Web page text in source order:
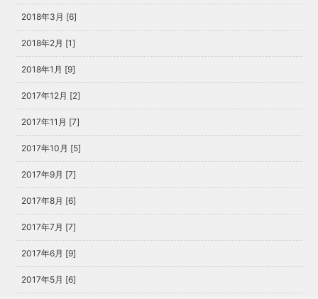
2018年3月 [6]
2018年2月 [1]
2018年1月 [9]
2017年12月 [2]
2017年11月 [7]
2017年10月 [5]
2017年9月 [7]
2017年8月 [6]
2017年7月 [7]
2017年6月 [9]
2017年5月 [6]